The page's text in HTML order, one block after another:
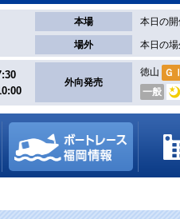
本場 本日の
場外 本日の
外向発売
徳山 ＧⅠ
一般